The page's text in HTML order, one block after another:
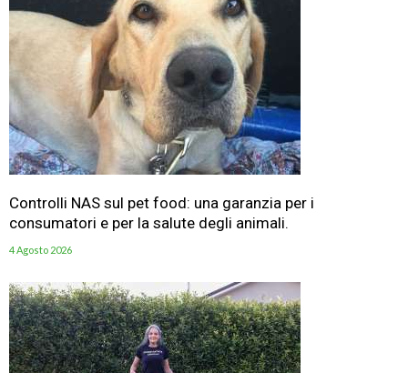
Controlli NAS sul pet food: una garanzia per i
consumatori e per la salute degli animali.
4 Agosto 2026